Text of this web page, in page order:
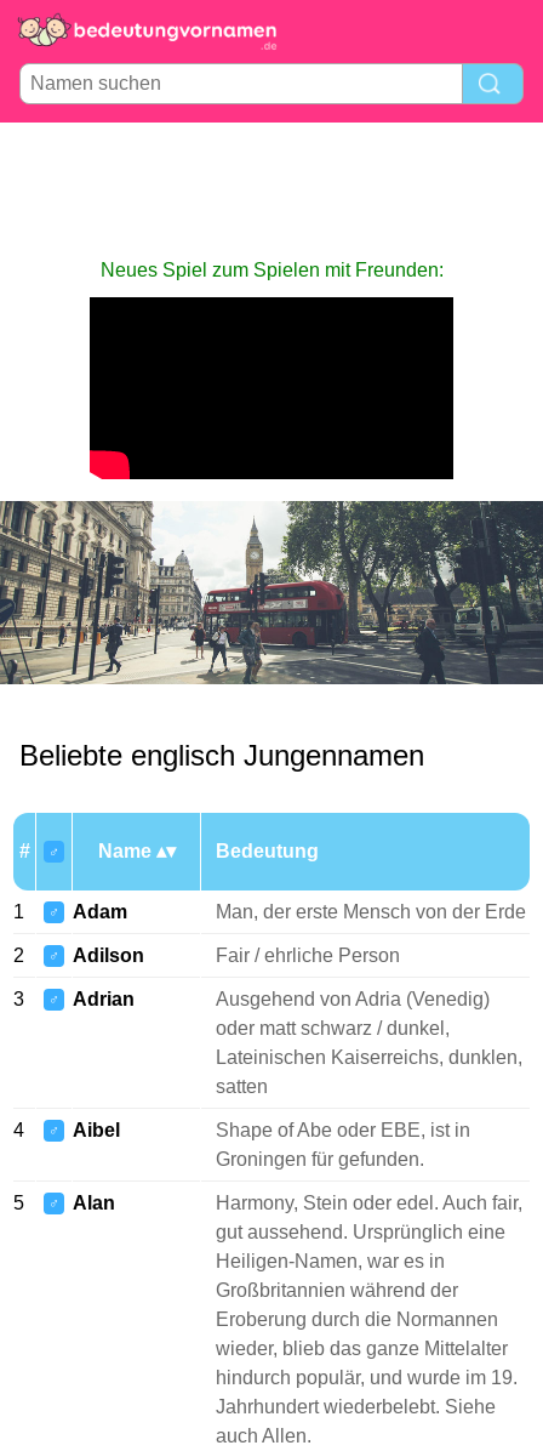
Neues Spiel zum Spielen mit Freunden:
Beliebte englisch Jungennamen
# ♂ Name Bedeutung
1 ♂ Adam Man, der erste Mensch von der Erde
2 ♂ Adilson Fair / ehrliche Person
3 ♂ Adrian
Ausgehend von Adria (Venedig)
oder matt schwarz / dunkel,
Lateinischen Kaiserreichs, dunklen,
satten
4 ♂ Aibel
Shape of Abe oder EBE, ist in
Groningen für gefunden.
5 ♂ Alan
Harmony, Stein oder edel. Auch fair,
gut aussehend. Ursprünglich eine
Heiligen-Namen, war es in
Großbritannien während der
Eroberung durch die Normannen
wieder, blieb das ganze Mittelalter
hindurch populär, und wurde im 19.
Jahrhundert wiederbelebt. Siehe
auch Allen.